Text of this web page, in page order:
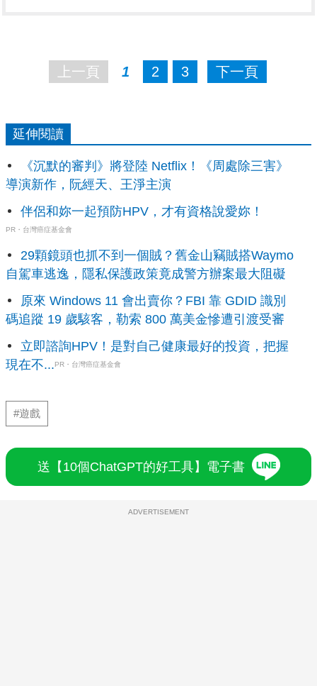
上一頁 1 2 3 下一頁
延伸閱讀
《沉默的審判》將登陸 Netflix！《周處除三害》
導演新作，阮經天、王淨主演
伴侶和妳一起預防HPV，才有資格說愛妳！
PR・台灣癌症基金會
29顆鏡頭也抓不到一個賊？舊金山竊賊搭Waymo
自駕車逃逸，隱私保護政策竟成警方辦案最大阻礙
原來 Windows 11 會出賣你？FBI 靠 GDID 識別
碼追蹤 19 歲駭客，勒索 800 萬美金慘遭引渡受審
立即諮詢HPV！是對自己健康最好的投資，把握
現在不...PR・台灣癌症基金會
#遊戲
送【10個ChatGPT的好工具】電子書
ADVERTISEMENT